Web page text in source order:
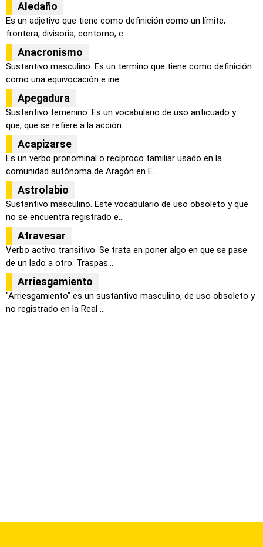
Aledaño
Es un adjetivo que tiene como definición como un límite,
frontera, divisoria, contorno, c...
Anacronismo
Sustantivo masculino. Es un termino que tiene como definición
como una equivocación e ine...
Apegadura
Sustantivo femenino. Es un vocabulario de uso anticuado y
que, que se refiere a la acción...
Acapizarse
Es un verbo pronominal o recíproco familiar usado en la
comunidad autónoma de Aragón en E...
Astrolabio
Sustantivo masculino. Este vocabulario de uso obsoleto y que
no se encuentra registrado e...
Atravesar
Verbo activo transitivo. Se trata en poner algo en que se pase
de un lado a otro. Traspas...
Arriesgamiento
"Arriesgamiento" es un sustantivo masculino, de uso obsoleto y
no registrado en la Real ...